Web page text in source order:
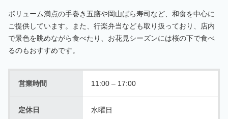
ボリューム満点の手巻き五膳や岡山ばら寿司など、和食を中心に
ご提供しています。また、行楽弁当なども取り扱っており、店内
で景色を眺めながら食べたり、お花見シーズンには桜の下で食べ
るのもおすすめです。
営業時間 11:00 – 17:00
定休日 水曜日